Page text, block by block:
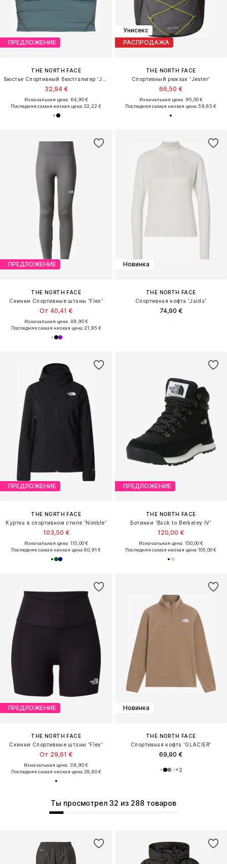
ПРЕДЛОЖЕНИЕ
THE NORTH FACE
32,94 €
Изначальная цена: 64,90 €
Последняя самая низкая цена:32,22 €
Унисекс
РАСПРОДАЖА
THE NORTH FACE
Спортивный рюкзак 'Jester'
66,50 €
Изначальная цена: 95,00 €
Последняя самая низкая цена:59,85 €
ПРЕДЛОЖЕНИЕ
THE NORTH FACE
Скинни Спортивные штаны 'Flex'
От 40,41 €
Изначальная цена: 49,90 €
Последняя самая низкая цена:21,95 €
Новинка
THE NORTH FACE
Спортивная кофта 'Jaida'
74,90 €
ПРЕДЛОЖЕНИЕ
THE NORTH FACE
Куртка в спортивном стиле 'Nimble'
103,50 €
Изначальная цена: 115,00 €
Последняя самая низкая цена:80,91 €
ПРЕДЛОЖЕНИЕ
THE NORTH FACE
Ботинки 'Back to Berkeley IV'
120,00 €
Изначальная цена: 150,00 €
Последняя самая низкая цена:105,00 €
ПРЕДЛОЖЕНИЕ
THE NORTH FACE
Скинни Спортивные штаны 'Flex'
От 29,61 €
Изначальная цена: 39,90 €
Последняя самая низкая цена:28,80 €
Новинка
THE NORTH FACE
Спортивная кофта 'GLACIER'
69,90 €
+2
Ты просмотрел 32 из 288 товаров